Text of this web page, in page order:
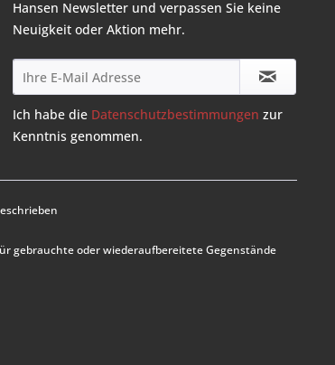
Hansen Newsletter und verpassen Sie keine
Neuigkeit oder Aktion mehr.
Ich habe die Datenschutzbestimmungen zur
Kenntnis genommen.
gebrauchte oder wiederaufbereitete Gegenstände